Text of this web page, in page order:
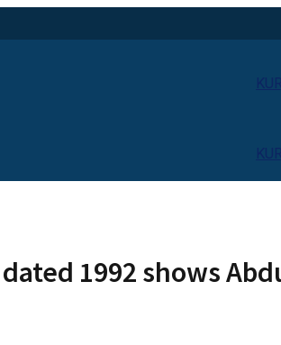
1992 shows